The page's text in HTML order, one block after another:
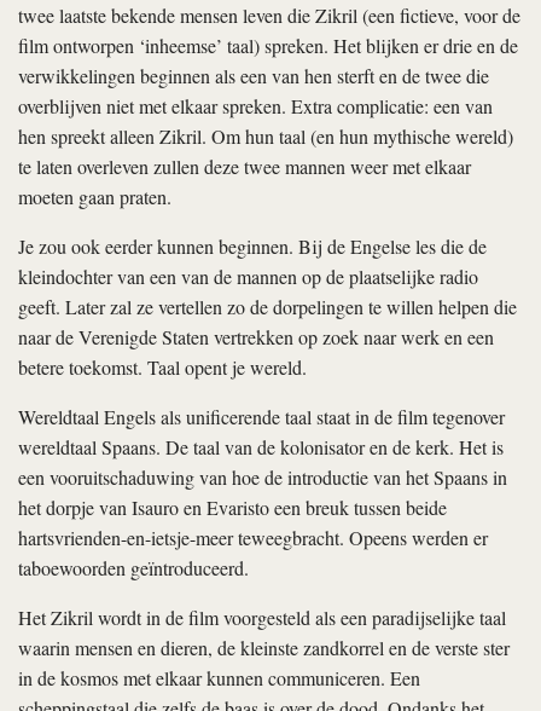
twee laatste bekende mensen leven die Zikril (een fictieve, voor de
film ontworpen ‘inheemse’ taal) spreken. Het blijken er drie en de
verwikkelingen beginnen als een van hen sterft en de twee die
overblijven niet met elkaar spreken. Extra complicatie: een van
hen spreekt alleen Zikril. Om hun taal (en hun mythische wereld)
te laten overleven zullen deze twee mannen weer met elkaar
moeten gaan praten.
Je zou ook eerder kunnen beginnen. Bij de Engelse les die de
kleindochter van een van de mannen op de plaatselijke radio
geeft. Later zal ze vertellen zo de dorpelingen te willen helpen die
naar de Verenigde Staten vertrekken op zoek naar werk en een
betere toekomst. Taal opent je wereld.
Wereldtaal Engels als unificerende taal staat in de film tegenover
wereldtaal Spaans. De taal van de kolonisator en de kerk. Het is
een vooruitschaduwing van hoe de introductie van het Spaans in
het dorpje van Isauro en Evaristo een breuk tussen beide
hartsvrienden-en-ietsje-meer teweegbracht. Opeens werden er
taboewoorden geïntroduceerd.
Het Zikril wordt in de film voorgesteld als een paradijselijke taal
waarin mensen en dieren, de kleinste zandkorrel en de verste ster
in de kosmos met elkaar kunnen communiceren. Een